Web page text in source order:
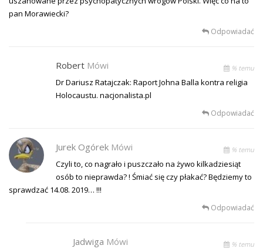
pan Morawiecki?
Odpowiadać
Robert Mówi % temu
Dr Dariusz Ratajczak: Raport Johna Balla kontra religia
Holocaustu. nacjonalista.pl
Odpowiadać
Jurek Ogórek Mówi % temu
Czyli to, co nagrało i puszczało na żywo kilkadziesiąt
osób to nieprawda? ! Śmiać się czy płakać? Będziemy to
sprawdzać 14.08. 2019… !!!
Odpowiadać
Jadwiga Mówi % temu